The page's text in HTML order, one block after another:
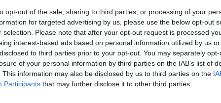
opt-out of the sale, sharing to third parties, or processing of your
for targeted advertising by us, please use the below opt-out
selection. Please note that after your opt-out request is processed
interest-based ads based on personal information utilized by us
to third parties prior to your opt-out. You may separately
of your personal information by third parties on the IAB’s list of
This information may also be disclosed by us to third parties on the
Participants that may further disclose it to other third parties.
Τούνη: «Λιποθύμησα, έχασα
φρίκαρα»
για τον εξαιρετικά δύσκολο τοκετό και το…
κανάλι της στο Youtube. H γνωστή influencer